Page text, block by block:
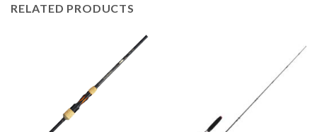
RELATED PRODUCTS